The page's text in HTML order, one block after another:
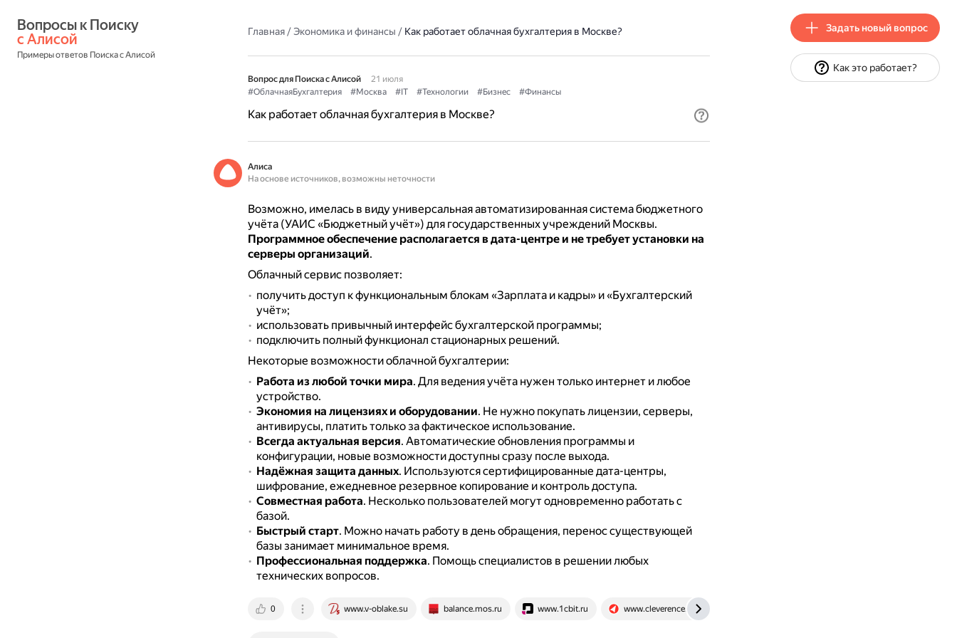
с Алисой
Примеры ответов Поиска с Алисой
Главная/Экономика и финансы / Как работает облачная бухгалтерия в Москве?
Вопрос для Поиска с Алисой
21 июля
#ОблачнаяБухгалтерия
#Москва #IT #Технологии #Бизнес #Финансы
Как работает облачная бухгалтерия в Москве?
Алиса
На основе источников, возможны неточности
Возможно, имелась в виду универсальная автоматизированная система бюджетного
учёта (УАИС «Бюджетный учёт») для государственных учреждений Москвы.
Программное обеспечение располагается в дата-центре и не требует установки на
серверы организаций.
Облачный сервис позволяет:
получить доступ к функциональным блокам «Зарплата и кадры» и «Бухгалтерский
учёт»;
использовать привычный интерфейс бухгалтерской программы;
подключить полный функционал стационарных решений.
Некоторые возможности облачной бухгалтерии:
Работа из любой точки мира. Для ведения учёта нужен только интернет и любое
устройство.
Экономия на лицензиях и оборудовании. Не нужно покупать лицензии, серверы,
антивирусы, платить только за фактическое использование.
Всегда актуальная версия. Автоматические обновления программы и
конфигурации, новые возможности доступны сразу после выхода.
Надёжная защита данных. Используются сертифицированные дата-центры,
шифрование, ежедневное резервное копирование и контроль доступа.
Совместная работа. Несколько пользователей могут одновременно работать с
базой.
Быстрый старт. Можно начать работу в день обращения, перенос существующей
базы занимает минимальное время.
Профессиональная поддержка. Помощь специалистов в решении любых
технических вопросов.
0 www.v-oblake.su balance.mos.ru www.1cbit.ru www.cleverence.ru
Задать новый вопрос
Как это работает?